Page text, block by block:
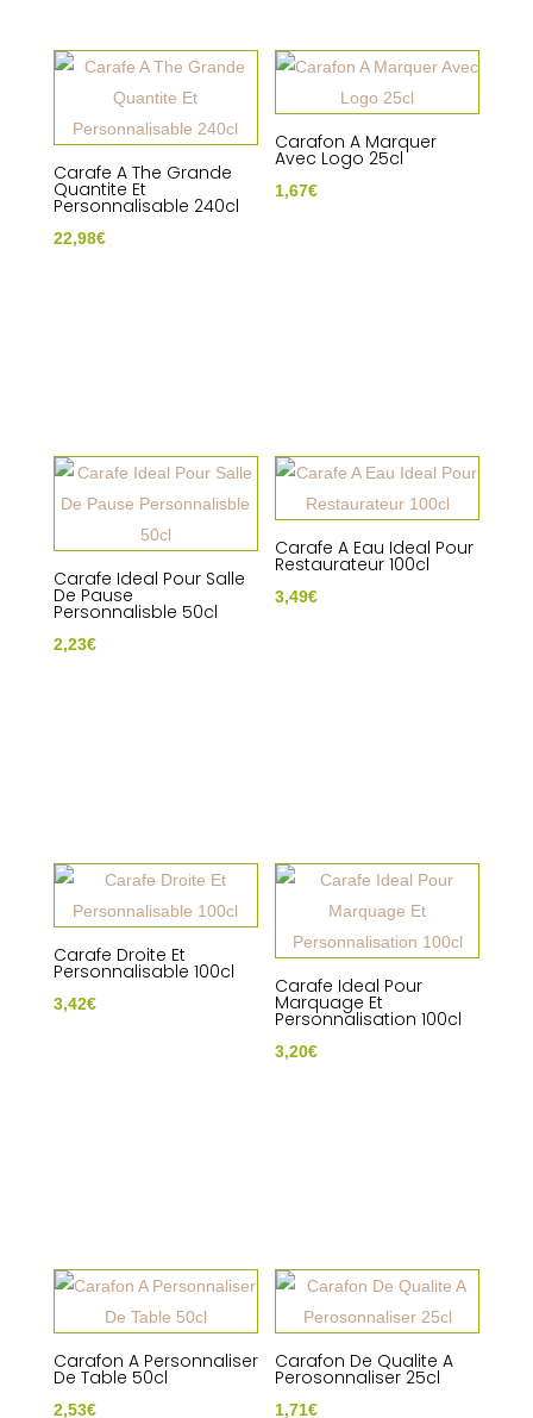
Carafe A The Grande
Quantite Et
Personnalisable 240cl
22,98€
Carafon A Marquer
Avec Logo 25cl
1,67€
Carafe Ideal Pour Salle
De Pause
Personnalisble 50cl
2,23€
Carafe A Eau Ideal Pour
Restaurateur 100cl
3,49€
Carafe Droite Et
Personnalisable 100cl
3,42€
Carafe Ideal Pour
Marquage Et
Personnalisation 100cl
3,20€
Carafon A Personnaliser
De Table 50cl
2,53€
Carafon De Qualite A
Perosonnaliser 25cl
1,71€